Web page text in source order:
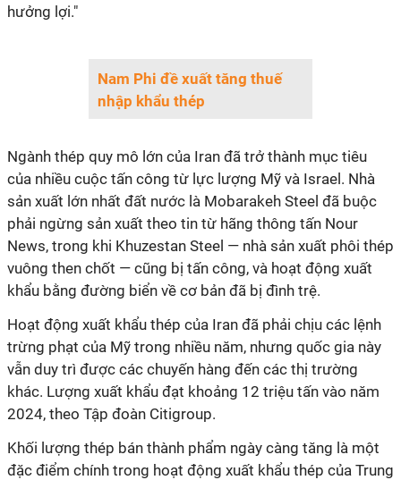
hưởng lợi."
Nam Phi đề xuất tăng thuế
nhập khẩu thép
Ngành thép quy mô lớn của Iran đã trở thành mục tiêu
của nhiều cuộc tấn công từ lực lượng Mỹ và Israel. Nhà
sản xuất lớn nhất đất nước là Mobarakeh Steel đã buộc
phải ngừng sản xuất theo tin từ hãng thông tấn Nour
News, trong khi Khuzestan Steel — nhà sản xuất phôi thép
vuông then chốt — cũng bị tấn công, và hoạt động xuất
khẩu bằng đường biển về cơ bản đã bị đình trệ.
Hoạt động xuất khẩu thép của Iran đã phải chịu các lệnh
trừng phạt của Mỹ trong nhiều năm, nhưng quốc gia này
vẫn duy trì được các chuyến hàng đến các thị trường
khác. Lượng xuất khẩu đạt khoảng 12 triệu tấn vào năm
2024, theo Tập đoàn Citigroup.
Khối lượng thép bán thành phẩm ngày càng tăng là một
đặc điểm chính trong hoạt động xuất khẩu thép của Trung